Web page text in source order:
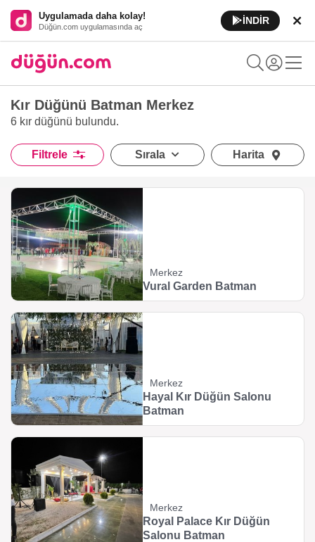
Uygulamada daha kolay!
Düğün.com uygulamasında aç
İNDİR
Kır Düğünü Batman Merkez
6 kır düğünü bulundu.
Filtrele Sırala Harita
Merkez
Vural Garden Batman
Merkez
Hayal Kır Düğün Salonu
Batman
Merkez
Royal Palace Kır Düğün
Salonu Batman